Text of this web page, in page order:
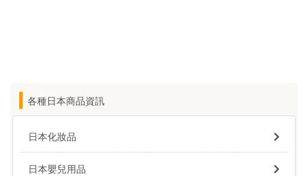
各種日本商品資訊
日本化妝品
日本嬰兒用品